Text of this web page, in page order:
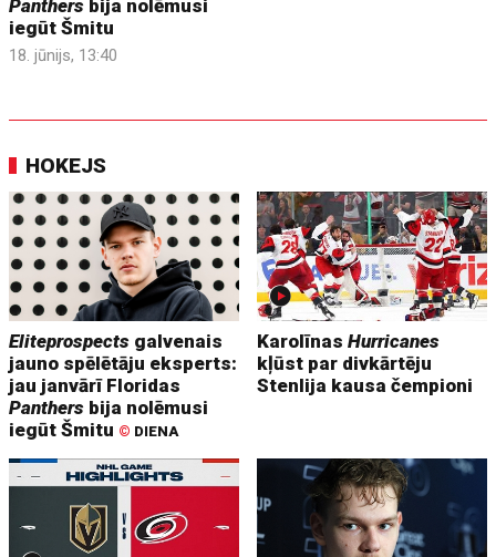
Panthers bija nolēmusi
iegūt Šmitu
18. jūnijs, 13:40
HOKEJS
Eliteprospects galvenais
jauno spēlētāju eksperts:
jau janvārī Floridas
Panthers bija nolēmusi
iegūt Šmitu © DIENA
KarolīnasHurricanes
kļūst par divkārtēju
Stenlija kausa čempioni